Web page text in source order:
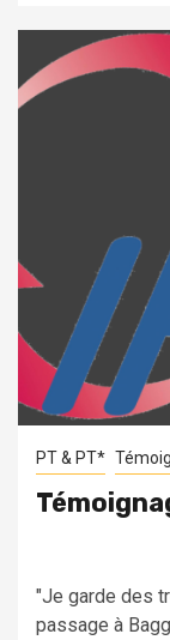
PT & PT*
"Je garde des
passage à